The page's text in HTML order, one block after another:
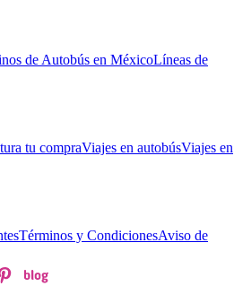
de Autobús en MéxicoLíneas de
tu compraViajes en autobúsViajes en
Términos y CondicionesAviso de